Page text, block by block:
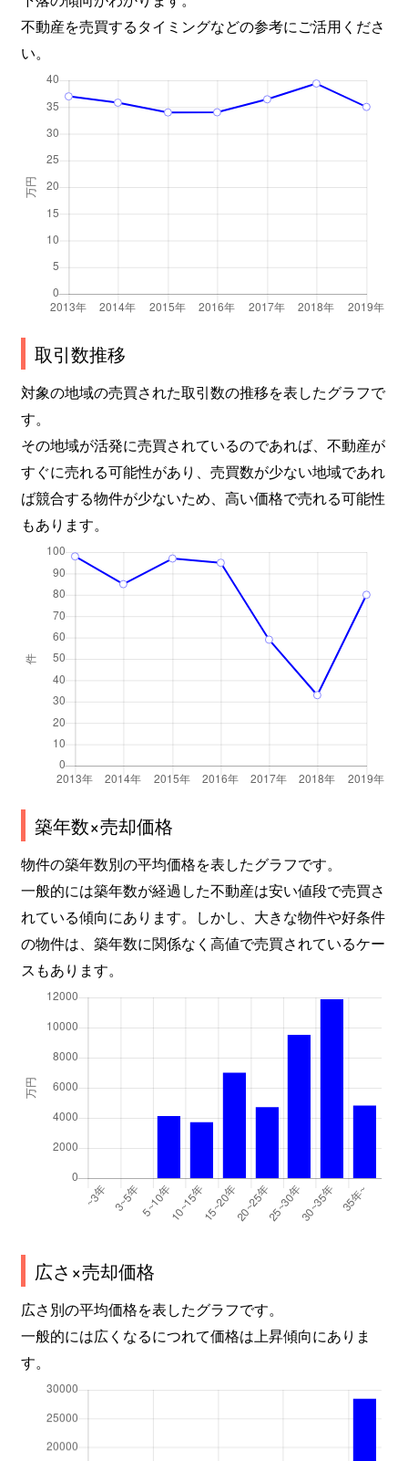
不動産を売買するタイミングなどの参考にご活用くださ
い。
取引数推移
対象の地域の売買された取引数の推移を表したグラフで
す。
その地域が活発に売買されているのであれば、不動産が
すぐに売れる可能性があり、売買数が少ない地域であれ
ば競合する物件が少ないため、高い価格で売れる可能性
もあります。
築年数×売却価格
物件の築年数別の平均価格を表したグラフです。
一般的には築年数が経過した不動産は安い値段で売買さ
れている傾向にあります。しかし、大きな物件や好条件
の物件は、築年数に関係なく高値で売買されているケー
スもあります。
広さ×売却価格
広さ別の平均価格を表したグラフです。
一般的には広くなるにつれて価格は上昇傾向にありま
す。